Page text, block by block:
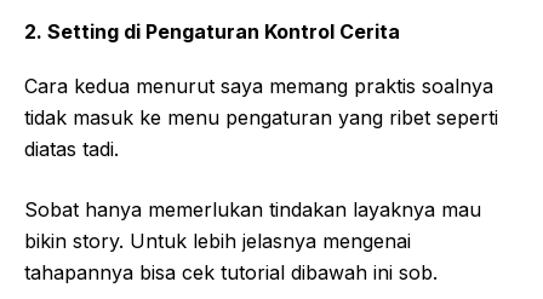
2. Setting di Pengaturan Kontrol Cerita
Cara kedua menurut saya memang praktis soalnya
tidak masuk ke menu pengaturan yang ribet seperti
diatas tadi.
Sobat hanya memerlukan tindakan layaknya mau
bikin story. Untuk lebih jelasnya mengenai
tahapannya bisa cek tutorial dibawah ini sob.